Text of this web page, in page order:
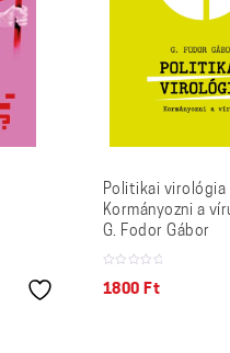
Politikai virológia
Kormányozni a
G. Fodor Gábor
1800 Ft